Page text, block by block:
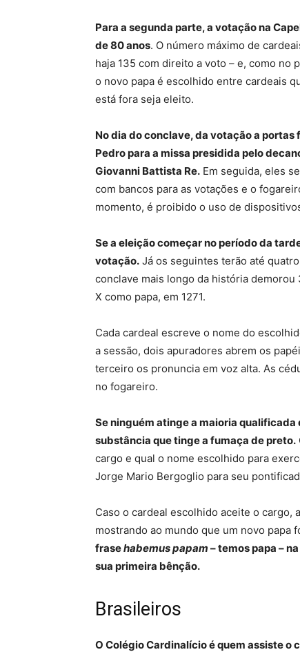
Para a segunda parte, a votação na
de 80 anos. O número máximo de
haja 135 com direito a voto – e, como no
o novo papa é escolhido entre cardeais
está fora seja eleito.
No dia do conclave, da votação a
Pedro para a missa presidida pelo
Giovanni Battista Re. Em seguida, eles
com bancos para as votações e o
momento, é proibido o uso de
Se a eleição começar no período da
votação. Já os seguintes terão até
conclave mais longo da história
X como papa, em 1271.
Cada cardeal escreve o nome do
a sessão, dois apuradores abrem os
terceiro os pronuncia em voz alta. As
no fogareiro.
Se ninguém atinge a maioria
substância que tinge a fumaça de preto.
cargo e qual o nome escolhido para
Jorge Mario Bergoglio para seu
Caso o cardeal escolhido aceite o cargo,
mostrando ao mundo que um novo papa
frasehabemus papam – temos papa –
sua primeira bênção.
Brasileiros
O Colégio Cardinalício é quem assiste